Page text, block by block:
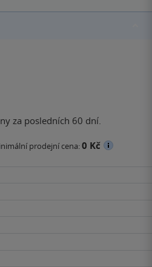
za posledních 60 dní.
prodejní cena:0 Kč